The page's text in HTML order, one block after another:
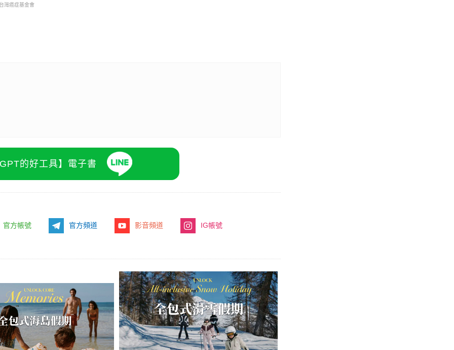
灣癌症基金會
的好工具】電子書
官方帳號 官方頻道 影音頻道 IG帳號